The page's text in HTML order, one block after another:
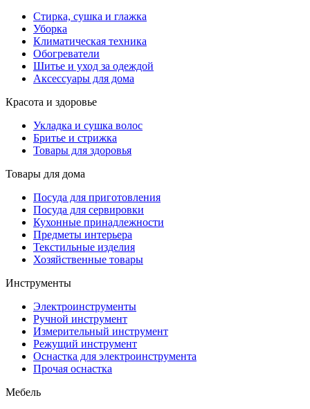
Стирка, сушка и глажка
Уборка
Климатическая техника
Обогреватели
Шитье и уход за одеждой
Аксессуары для дома
Красота и здоровье
Укладка и сушка волос
Бритье и стрижка
Товары для здоровья
Товары для дома
Посуда для приготовления
Посуда для сервировки
Кухонные принадлежности
Предметы интерьера
Текстильные изделия
Хозяйственные товары
Инструменты
Электроинструменты
Ручной инструмент
Измерительный инструмент
Режущий инструмент
Оснастка для электроинструмента
Прочая оснастка
Мебель